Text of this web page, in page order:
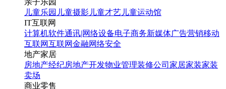
儿童乐园 儿童摄影 儿童才艺 儿童运动馆
IT互联网
计算机软件通讯|网络设备电子商务新媒体广告营销移动
互联网互联网金融网络安全
地产家居
房地产经纪房地产开发物业管理装修公司 家居家装家装
卖场
商业零售